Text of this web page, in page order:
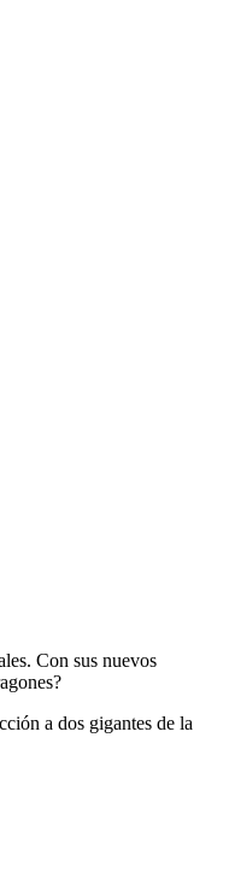
Con sus nuevos
a dos gigantes de la